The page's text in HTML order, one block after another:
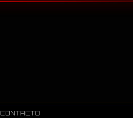
CONTACTO